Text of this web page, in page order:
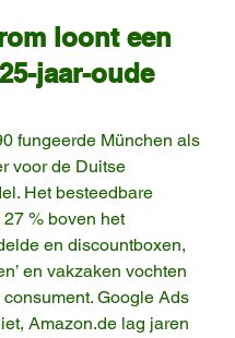
loont een
jaar-oude
fungeerde München als
voor de Duitse
Het besteedbare
% boven het
en discountboxen,
en vakzaken vochten
Google Ads
Amazon.de lag jaren